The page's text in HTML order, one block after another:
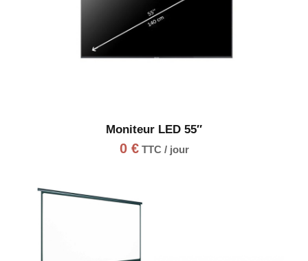
Moniteur LED 55″
0 €TTC / jour